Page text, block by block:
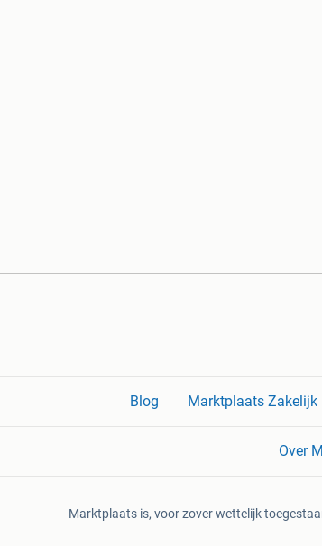
Blog Marktplaats Zakelijk
Over
Marktplaats is, voor zover wettelijk